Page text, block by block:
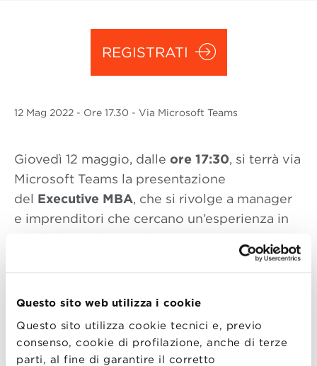
Questo sito web utilizza i cookie
Questo sito utilizza cookie tecnici e, previo
consenso, cookie di profilazione, anche di terze
parti, al fine di garantire il corretto
REGISTRATI
12 Mag 2022 - Ore 17.30 - Via Microsoft Teams
Giovedì 12 maggio, dalle ore 17:30, si terrà via
Microsoft Teams la presentazione
del Executive MBA, che si rivolge a manager
e imprenditori che cercano un’esperienza in
grado di trasformare la propria vita
professionale, sviluppando capacità di
visioning ed execution necessarie per
tracciare la rotta di un’impresa di valore.
Attraverso un percorso di arricchimento
professionale e personale, chi accetta questa